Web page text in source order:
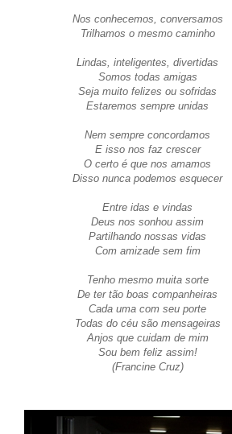
Nos conhecemos, conversamos
Trilhamos o mesmo caminho
Lindas, inteligentes, divertidas
Somos todas amigas
Seja muito felizes ou sofridas
Estaremos sempre unidas
Nem sempre concordamos
E isso nos faz crescer
O certo é que nos amamos
Disso nunca podemos esquecer
Entre idas e vindas
Deus nos sonhou assim
Partilhando nossas vidas
Com amizade sem fim
Tenho mesmo muita sorte
De ter tão boas companheiras
Cada uma com seu porte
Todas do céu são mensageiras
Anjos que cuidam de mim
Sou bem feliz assim!
(Francine Cruz)